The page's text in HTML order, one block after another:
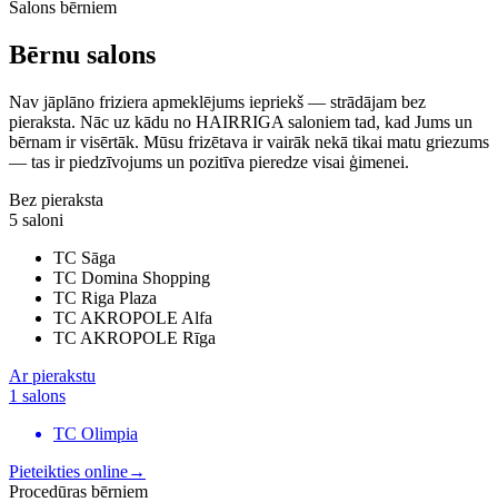
Salons bērniem
Bērnu salons
Nav jāplāno friziera apmeklējums iepriekš — strādājam bez
pieraksta. Nāc uz kādu no HAIRRIGA saloniem tad, kad Jums un
bērnam ir visērtāk. Mūsu frizētava ir vairāk nekā tikai matu griezums
— tas ir piedzīvojums un pozitīva pieredze visai ģimenei.
Bez pieraksta
5 saloni
TC Sāga
TC Domina Shopping
TC Riga Plaza
TC AKROPOLE Alfa
TC AKROPOLE Rīga
Ar pierakstu
1 salons
TC Olimpia
Pieteikties online→
Procedūras bērniem